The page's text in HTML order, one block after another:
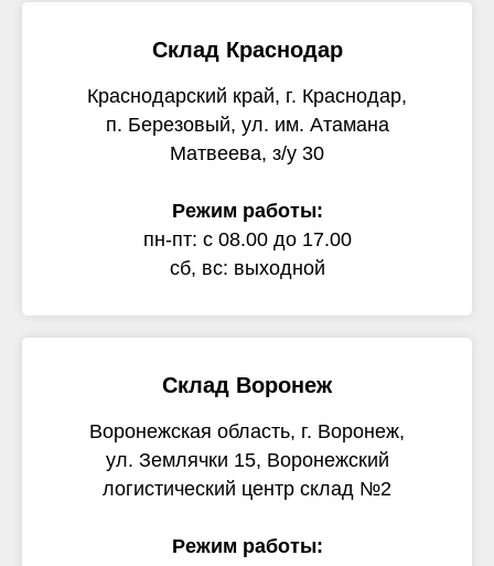
Склад Краснодар
Краснодарский край, г. Краснодар,
п. Березовый, ул. им. Атамана
Матвеева, з/у 30
Режим работы:
пн-пт: с 08.00 до 17.00
сб, вс: выходной
Склад Воронеж
Воронежская область, г. Воронеж,
ул. Землячки 15, Воронежский
логистический центр склад №2
Режим работы: